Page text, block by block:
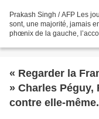
Prakash Singh / AFP Les
sont, une majorité, jamais
phœnix de la gauche,
« Regarder la
» Charles Péguy,
contre elle-même.